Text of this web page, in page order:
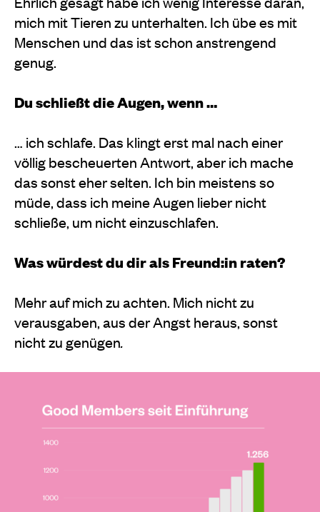
mich mit Tieren zu unterhalten. Ich übe es mit
Menschen und das ist schon anstrengend
genug.
Du schließt die Augen, wenn …
… ich schlafe. Das klingt erst mal nach einer
völlig bescheuerten Antwort, aber ich mache
das sonst eher selten. Ich bin meistens so
müde, dass ich meine Augen lieber nicht
schließe, um nicht einzuschlafen.
Was würdest du dir als Freund:in raten?
Mehr auf mich zu achten. Mich nicht zu
verausgaben, aus der Angst heraus, sonst
nicht zu genügen.